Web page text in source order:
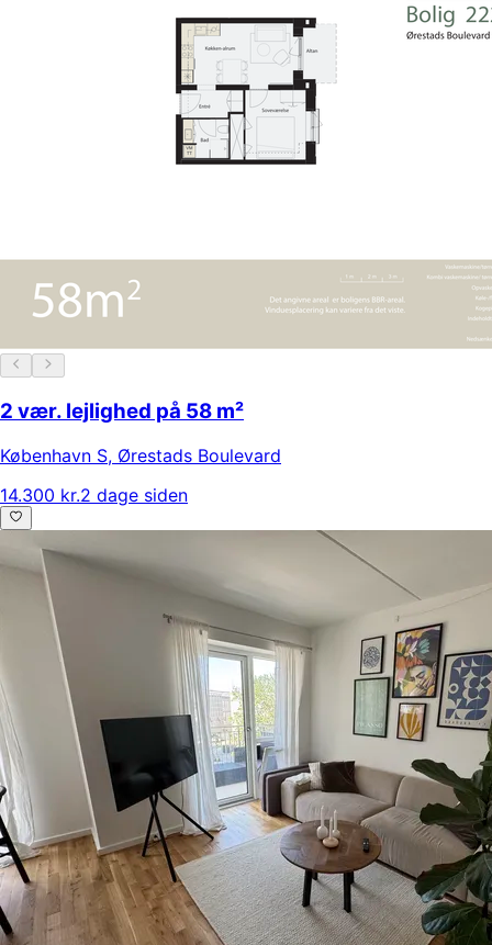
2 vær. lejlighed på 58 m²
København S, Ørestads Boulevard
14.300 kr.2 dage siden